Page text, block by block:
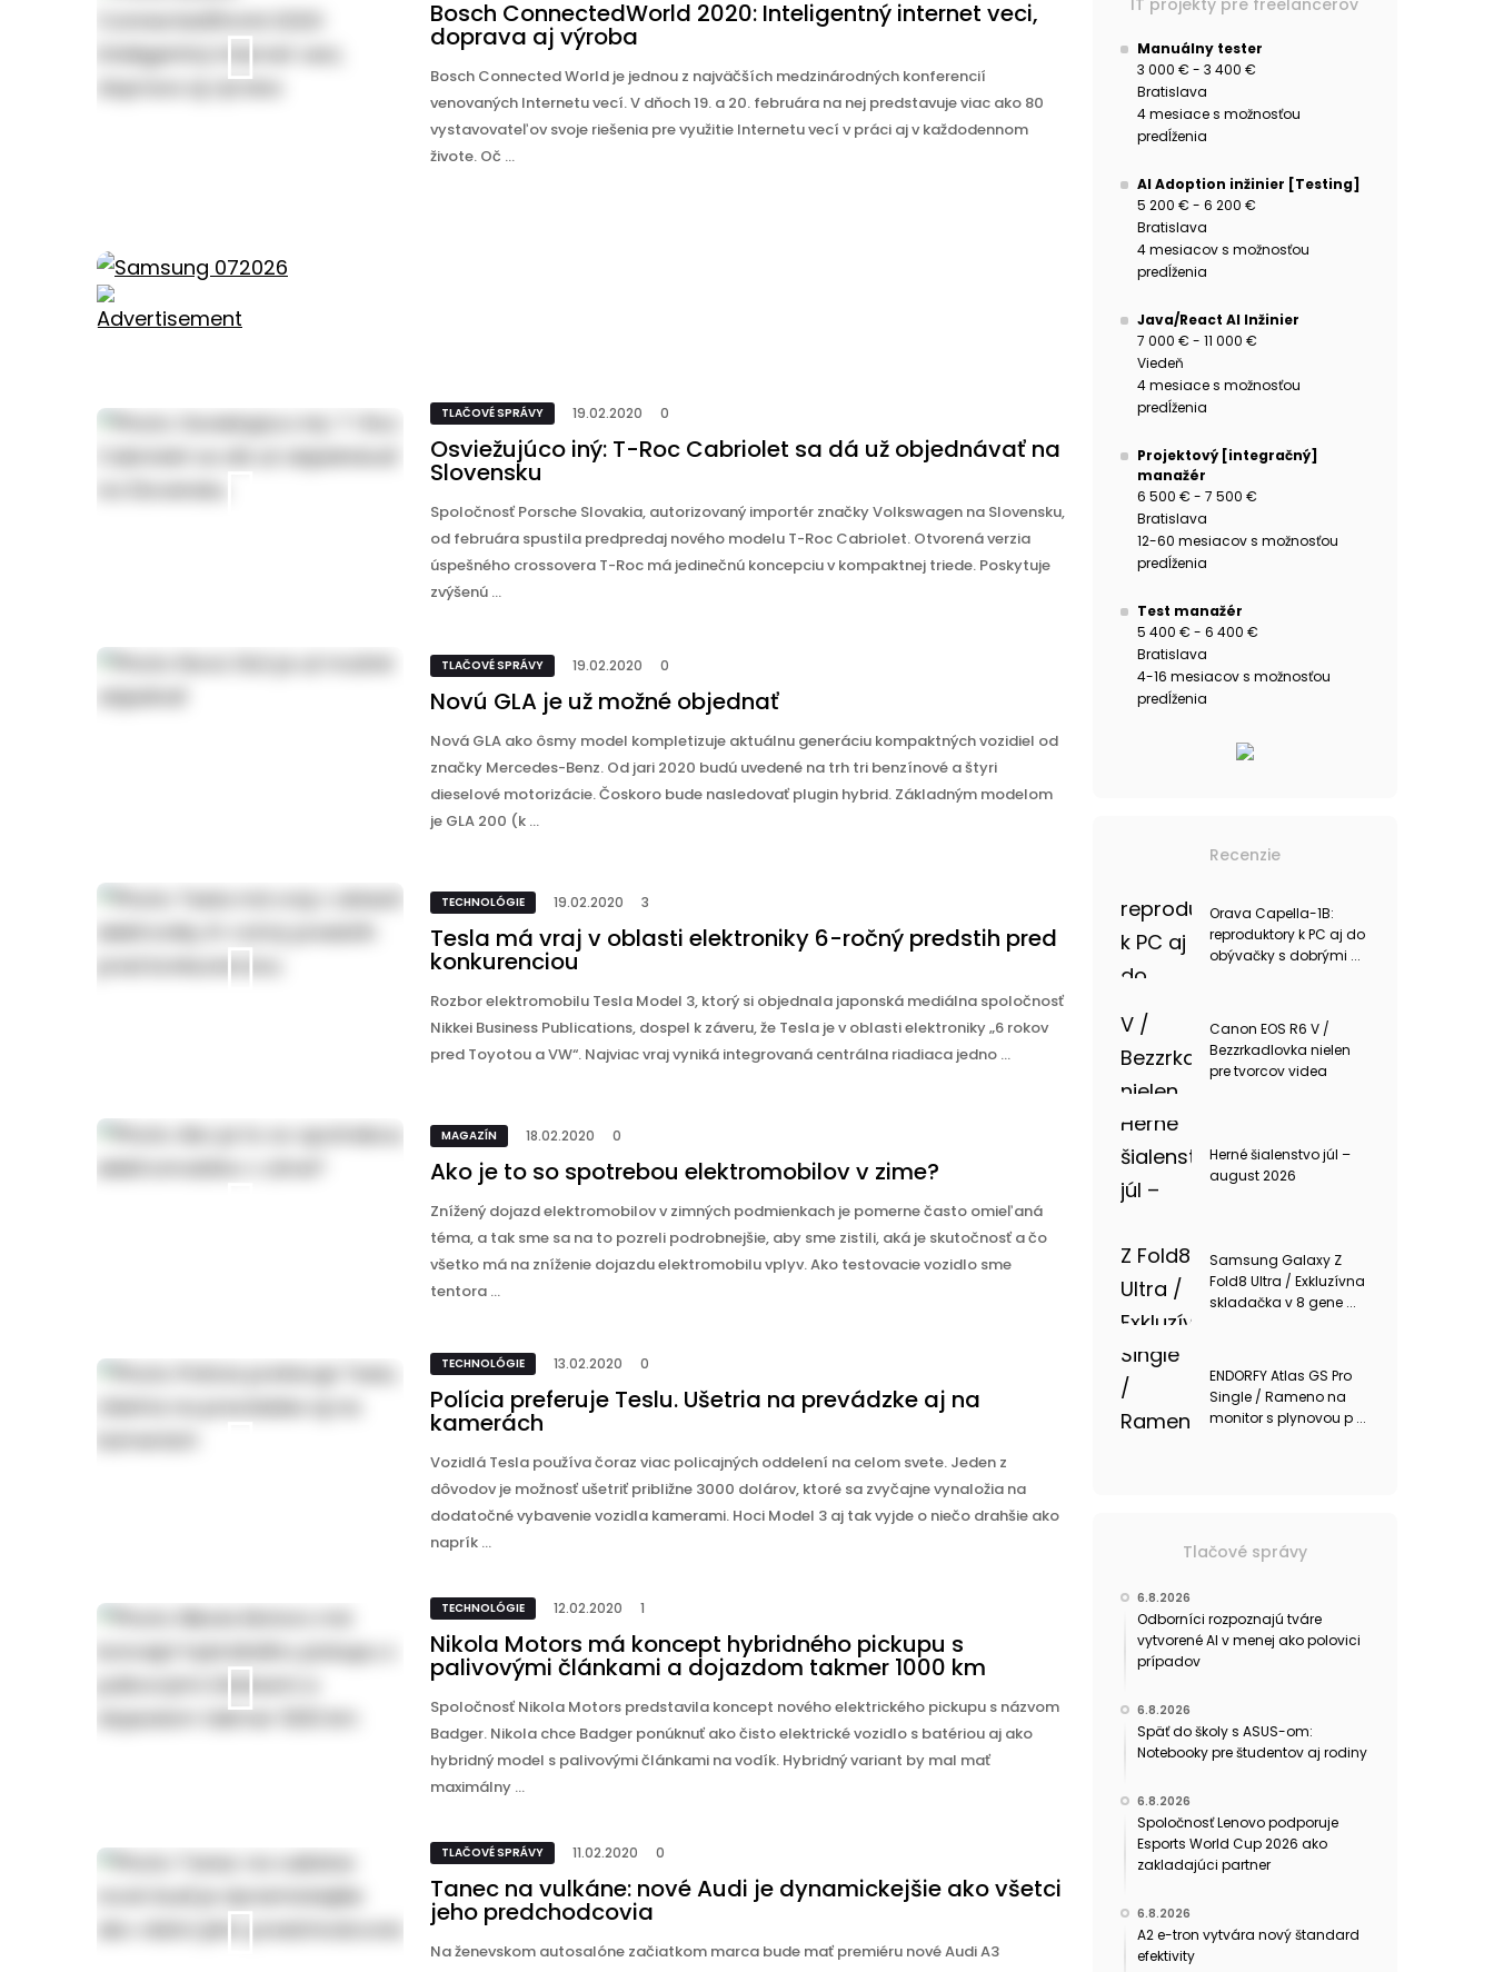
Bosch ConnectedWorld 2020: Inteligentný internet veci,
doprava aj výroba
Bosch Connected World je jednou z najväčších medzinárodných konferencií
venovaných Internetu vecí. V dňoch 19. a 20. februára na nej predstavuje viac ako 80
vystavovateľov svoje riešenia pre využitie Internetu vecí v práci aj v každodennom
živote. Oč ...
TLAČOVÉ SPRÁVY 19.02.2020 0
Osviežujúco iný: T-Roc Cabriolet sa dá už objednávať na
Slovensku
Spoločnosť Porsche Slovakia, autorizovaný importér značky Volkswagen na Slovensku,
od februára spustila predpredaj nového modelu T-Roc Cabriolet. Otvorená verzia
úspešného crossovera T-Roc má jedinečnú koncepciu v kompaktnej triede. Poskytuje
zvýšenú ...
TLAČOVÉ SPRÁVY 19.02.2020 0
Novú GLA je už možné objednať
Nová GLA ako ôsmy model kompletizuje aktuálnu generáciu kompaktných vozidiel od
značky Mercedes-Benz. Od jari 2020 budú uvedené na trh tri benzínové a štyri
dieselové motorizácie. Čoskoro bude nasledovať plugin hybrid. Základným modelom
je GLA 200 (k ...
TECHNOLÓGIE 19.02.2020 3
Tesla má vraj v oblasti elektroniky 6-ročný predstih pred
konkurenciou
Rozbor elektromobilu Tesla Model 3, ktorý si objednala japonská mediálna spoločnosť
Nikkei Business Publications, dospel k záveru, že Tesla je v oblasti elektroniky „6 rokov
pred Toyotou a VW“. Najviac vraj vyniká integrovaná centrálna riadiaca jedno ...
MAGAZÍN 18.02.2020 0
Ako je to so spotrebou elektromobilov v zime?
Znížený dojazd elektromobilov v zimných podmienkach je pomerne často omieľaná
téma, a tak sme sa na to pozreli podrobnejšie, aby sme zistili, aká je skutočnosť a čo
všetko má na zníženie dojazdu elektromobilu vplyv. Ako testovacie vozidlo sme
tentora ...
TECHNOLÓGIE 13.02.2020 0
Polícia preferuje Teslu. Ušetria na prevádzke aj na
kamerách
Vozidlá Tesla používa čoraz viac policajných oddelení na celom svete. Jeden z
dôvodov je možnosť ušetriť približne 3000 dolárov, ktoré sa zvyčajne vynaložia na
dodatočné vybavenie vozidla kamerami. Hoci Model 3 aj tak vyjde o niečo drahšie ako
naprík ...
TECHNOLÓGIE 12.02.2020 1
Nikola Motors má koncept hybridného pickupu s
palivovými článkami a dojazdom takmer 1000 km
Spoločnosť Nikola Motors predstavila koncept nového elektrického pickupu s názvom
Badger. Nikola chce Badger ponúknuť ako čisto elektrické vozidlo s batériou aj ako
hybridný model s palivovými článkami na vodík. Hybridný variant by mal mať
maximálny ...
TLAČOVÉ SPRÁVY 11.02.2020 0
Tanec na vulkáne: nové Audi je dynamickejšie ako všetci
jeho predchodcovia
Na ženevskom autosalóne začiatkom marca bude mať premiéru nové Audi A3
IT projekty pre freelancerov
Manuálny tester
3 000 € - 3 400 €
Bratislava
4 mesiace s možnosťou
predĺženia
AI Adoption inžinier [Testing]
5 200 € - 6 200 €
Bratislava
4 mesiacov s možnosťou
predĺženia
Java/React AI Inžinier
7 000 € - 11 000 €
Viedeň
4 mesiace s možnosťou
predĺženia
Projektový [integračný]
manažér
6 500 € - 7 500 €
Bratislava
12-60 mesiacov s možnosťou
predĺženia
Test manažér
5 400 € - 6 400 €
Bratislava
4-16 mesiacov s možnosťou
predĺženia
Recenzie
Orava Capella-1B:
reproduktory k PC aj do
obývačky s dobrými ...
Canon EOS R6 V /
Bezzrkadlovka nielen
pre tvorcov videa
Herné šialenstvo júl –
august 2026
Samsung Galaxy Z
Fold8 Ultra / Exkluzívna
skladačka v 8 gene ...
ENDORFY Atlas GS Pro
Single / Rameno na
monitor s plynovou p ...
Tlačové správy
6.8.2026
Odborníci rozpoznajú tváre
vytvorené AI v menej ako polovici
prípadov
6.8.2026
Späť do školy s ASUS-om:
Notebooky pre študentov aj rodiny
6.8.2026
Spoločnosť Lenovo podporuje
Esports World Cup 2026 ako
zakladajúci partner
6.8.2026
A2 e-tron vytvára nový štandard
efektivity